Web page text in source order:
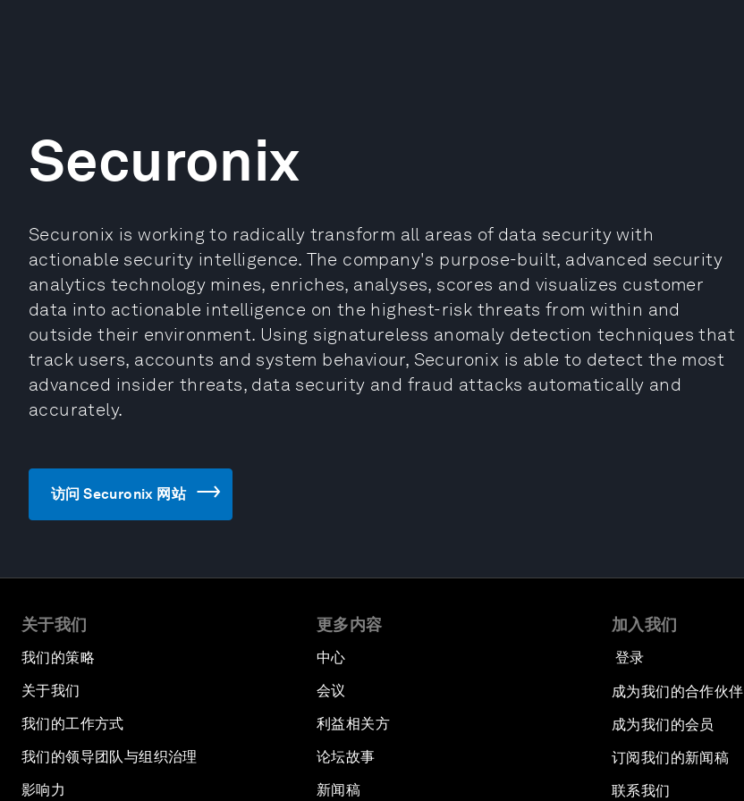
Securonix
Securonix is working to radically transform all areas of data security with
actionable security intelligence. The company's purpose-built, advanced security
analytics technology mines, enriches, analyses, scores and visualizes customer
data into actionable intelligence on the highest-risk threats from within and
outside their environment. Using signatureless anomaly detection techniques that
track users, accounts and system behaviour, Securonix is able to detect the most
advanced insider threats, data security and fraud attacks automatically and
accurately.
访问 Securonix 网站
关于我们
我们的策略
关于我们
我们的工作方式
我们的领导团队与组织治理
影响力
更多内容
中心
会议
利益相关方
论坛故事
新闻稿
加入我们
登录
成为我们的合作伙伴
成为我们的会员
订阅我们的新闻稿
联系我们